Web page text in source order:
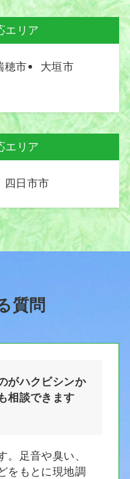
エリア
穂市
大垣市
エリア
四日市市
質問
がハクビシンか
相談できます
。足音や臭い、
をもとに現地調